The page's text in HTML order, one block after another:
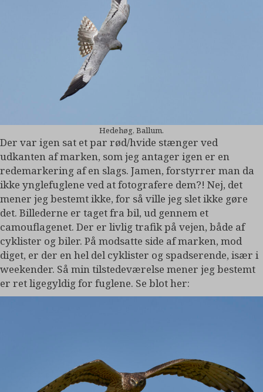
Hedehøg, Ballum.
Der var igen sat et par rød/hvide stænger ved
udkanten af marken, som jeg antager igen er en
redemarkering af en slags. Jamen, forstyrrer man da
ikke ynglefuglene ved at fotografere dem?! Nej, det
mener jeg bestemt ikke, for så ville jeg slet ikke gøre
det. Billederne er taget fra bil, ud gennem et
camouflagenet. Der er livlig trafik på vejen, både af
cyklister og biler. På modsatte side af marken, mod
diget, er der en hel del cyklister og spadserende, især i
weekender. Så min tilstedeværelse mener jeg bestemt
er ret ligegyldig for fuglene. Se blot her: